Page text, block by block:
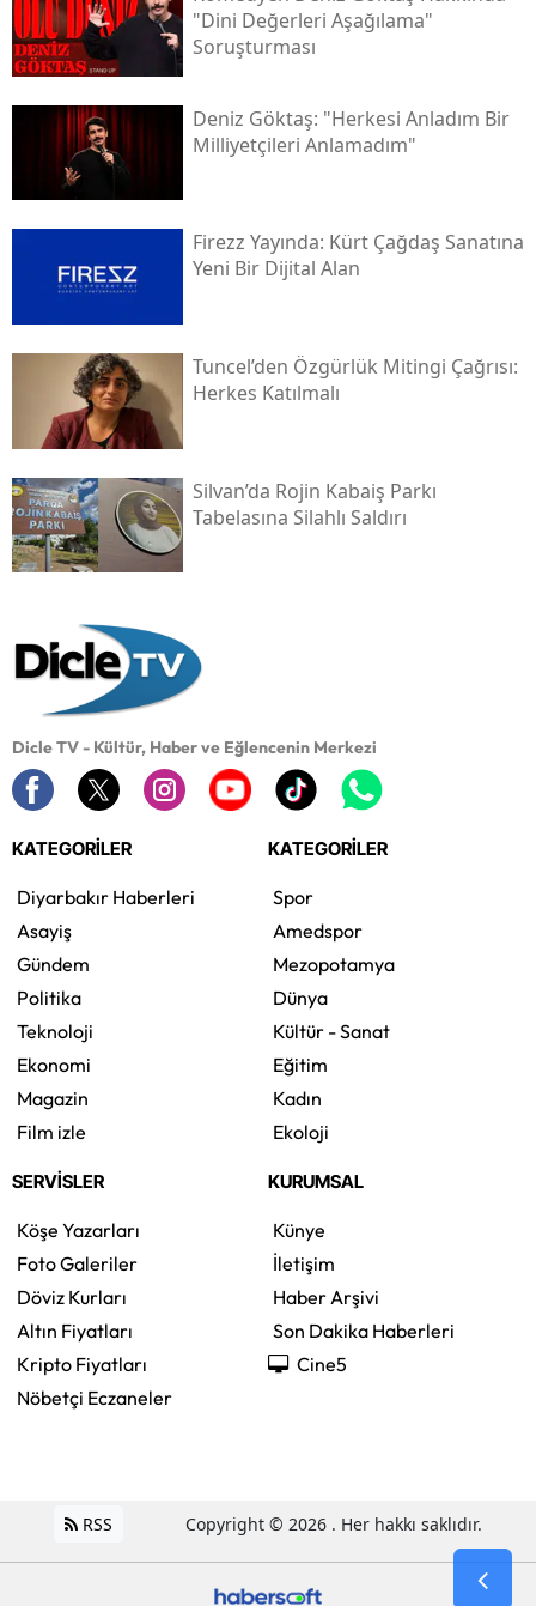
"dini Değerleri Aşağılama"
Soruşturması
Deniz Göktaş: "herkesi Anladım Bir
Milliyetçileri Anlamadım"
Firezz Yayında: Kürt Çağdaş Sanatına
Yeni Bir Dijital Alan
Tuncel’den Özgürlük Mitingi Çağrısı:
Herkes Katılmalı
Silvan’da Rojin Kabaiş Parkı
Tabelasına Silahlı Saldırı
Dicle TV - Kültür, Haber ve Eğlencenin Merkezi
KATEGORİLER
Diyarbakır Haberleri
Asayiş
Gündem
Politika
Teknoloji
Ekonomi
Magazin
Film izle
KATEGORİLER
Spor
Amedspor
Mezopotamya
Dünya
Kültür - Sanat
Eğitim
Kadın
Ekoloji
SERVİSLER
Köşe Yazarları
Foto Galeriler
Döviz Kurları
Altın Fiyatları
Kripto Fiyatları
Nöbetçi Eczaneler
KURUMSAL
Künye
İletişim
Haber Arşivi
Son Dakika Haberleri
Cine5
RSS Copyright © 2026 . Her hakkı saklıdır.